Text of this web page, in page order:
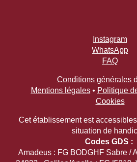
Instagram
WhatsApp
FAQ
Conditions générales
Mentions légales• Politique
Cookies
Cet établissement est
situation de
Codes GDS :
Amadeus : FG BODGHF Sabre /